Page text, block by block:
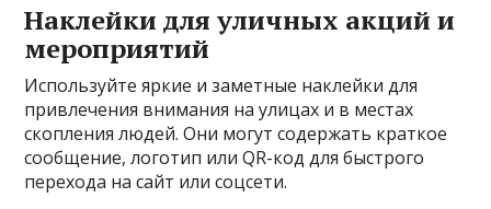
Наклейки для уличных акций и
мероприятий
Используйте яркие и заметные наклейки для
привлечения внимания на улицах и в местах
скопления людей. Они могут содержать краткое
сообщение, логотип или QR-код для быстрого
перехода на сайт или соцсети.